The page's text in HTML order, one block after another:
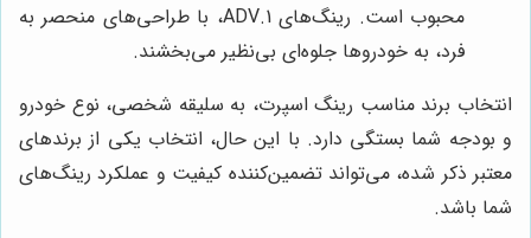
محبوب است. رینگ‌های ADV.1، با طراحی‌های منحصر به
فرد، به خودروها جلوه‌ای بی‌نظیر می‌بخشند.
انتخاب برند مناسب رینگ اسپرت، به سلیقه شخصی، نوع خودرو
و بودجه شما بستگی دارد. با این حال، انتخاب یکی از برندهای
معتبر ذکر شده، می‌تواند تضمین‌کننده کیفیت و عملکرد رینگ‌های
شما باشد.